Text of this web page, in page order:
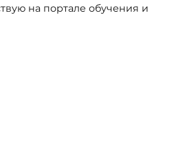
на портале обучения и